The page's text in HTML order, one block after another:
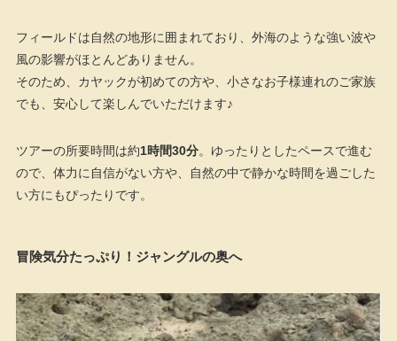
フィールドは自然の地形に囲まれており、外海のような強い波や
風の影響がほとんどありません。
そのため、カヤックが初めての方や、小さなお子様連れのご家族
でも、安心して楽しんでいただけます♪
ツアーの所要時間は約1時間30分。ゆったりとしたペースで進む
ので、体力に自信がない方や、自然の中で静かな時間を過ごした
い方にもぴったりです。
冒険気分たっぷり！ジャングルの奥へ